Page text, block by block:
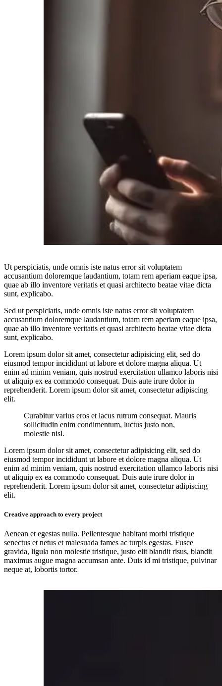
Ut perspiciatis, unde omnis iste natus error sit voluptatem
accusantium doloremque laudantium, totam rem aperiam eaque ipsa,
quae ab illo inventore veritatis et quasi architecto beatae vitae dicta
sunt, explicabo.
Sed ut perspiciatis, unde omnis iste natus error sit voluptatem
accusantium doloremque laudantium, totam rem aperiam eaque ipsa,
quae ab illo inventore veritatis et quasi architecto beatae vitae dicta
sunt, explicabo.
Lorem ipsum dolor sit amet, consectetur adipisicing elit, sed do
eiusmod tempor incididunt ut labore et dolore magna aliqua. Ut
enim ad minim veniam, quis nostrud exercitation ullamco laboris nisi
ut aliquip ex ea commodo consequat. Duis aute irure dolor in
reprehenderit. Lorem ipsum dolor sit amet, consectetur adipiscing
elit.
Curabitur varius eros et lacus rutrum consequat. Mauris
sollicitudin enim condimentum, luctus justo non,
molestie nisl.
Lorem ipsum dolor sit amet, consectetur adipisicing elit, sed do
eiusmod tempor incididunt ut labore et dolore magna aliqua. Ut
enim ad minim veniam, quis nostrud exercitation ullamco laboris nisi
ut aliquip ex ea commodo consequat. Duis aute irure dolor in
reprehenderit. Lorem ipsum dolor sit amet, consectetur adipiscing
elit.
Creative approach to every project
Aenean et egestas nulla. Pellentesque habitant morbi tristique
senectus et netus et malesuada fames ac turpis egestas. Fusce
gravida, ligula non molestie tristique, justo elit blandit risus, blandit
maximus augue magna accumsan ante. Duis id mi tristique, pulvinar
neque at, lobortis tortor.